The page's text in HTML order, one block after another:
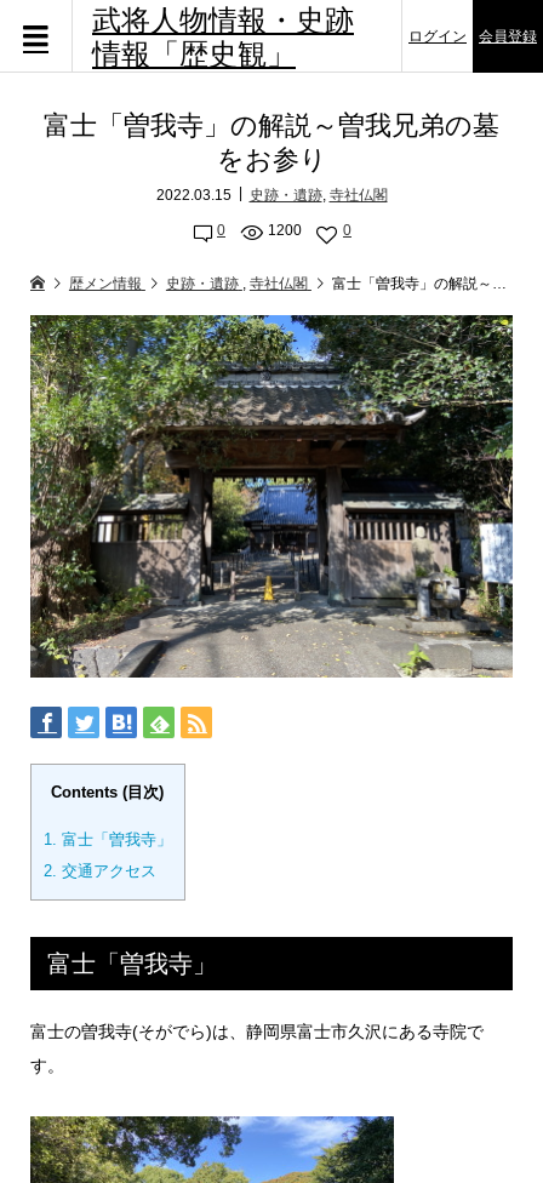
武将人物情報・史跡
情報「歴史観」
ログイン 会員登録
富士「曽我寺」の解説～曽我兄弟の墓
をお参り
2022.03.15 史跡・遺跡, 寺社仏閣
0 1200 0
歴メン情報 史跡・遺跡 , 寺社仏閣 富士「曽我寺」の解説～曽我兄弟の墓をお参り
Contents (目次)
1.
富士「曽我寺」
2. 交通アクセス
富士「曽我寺」
富士の曽我寺(そがでら)は、静岡県富士市久沢にある寺院で
す。